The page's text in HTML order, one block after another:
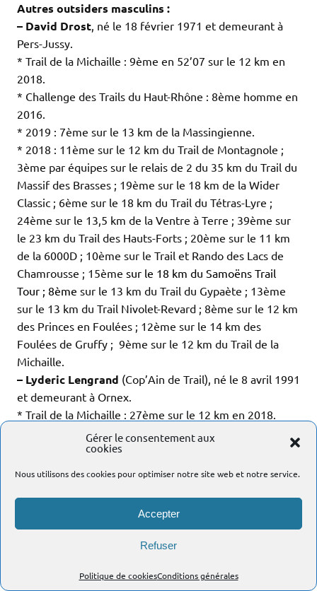
Gérer le consentement aux
cookies
Nous utilisons des cookies pour optimiser notre site web et notre service.
Accepter
Refuser
Politique de cookiesConditions générales
Autres outsiders masculins :
– David Drost, né le 18 février 1971 et demeurant à
Pers-Jussy.
* Trail de la Michaille : 9ème en 52’07 sur le 12 km en
2018.
* Challenge des Trails du Haut-Rhône : 8ème homme en
2016.
* 2019 : 7ème sur le 13 km de la Massingienne.
* 2018 : 11ème sur le 12 km du Trail de Montagnole ;
3ème par équipes sur le relais de 2 du 35 km du Trail du
Massif des Brasses ; 19ème sur le 18 km de la Wider
Classic ; 6ème sur le 18 km du Trail du Tétras-Lyre ;
24ème sur le 13,5 km de la Ventre à Terre ; 39ème sur
le 23 km du Trail des Hauts-Forts ; 20ème sur le 11 km
de la 6000D ; 10ème sur le Trail et Rando des Lacs de
Chamrousse ; 15ème sur le 18 km du Samoëns Trail
Tour ; 8ème sur le 13 km du Trail du Gypaète ; 13ème
sur le 13 km du Trail Nivolet-Revard ; 8ème sur le 12 km
des Princes en Foulées ; 12ème sur le 14 km des
Foulées de Gruffy ; 9ème sur le 12 km du Trail de la
Michaille.
– Lyderic Lengrand (Cop’Ain de Trail), né le 8 avril 1991
et demeurant à Ornex.
* Trail de la Michaille : 27ème sur le 12 km en 2018.
* 2019 : 1er par équipes sur le 10 km du Bike and Run
* 2018 : 42ème sur le Cross de Versonnex Hommes ;
la Foulée de Chevry ; 578ème sur le 22 km du Trail des
Reculées ; 27ème sur le 12 km du Trail de la Michaille ;
32ème sur le 26 km de la Theizé Course Nature by
– Yvan Massonnet , né le 12 février 1973 et demeurant